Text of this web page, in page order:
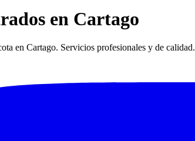
en Cartago
en Cartago. Servicios profesionales y de calidad.